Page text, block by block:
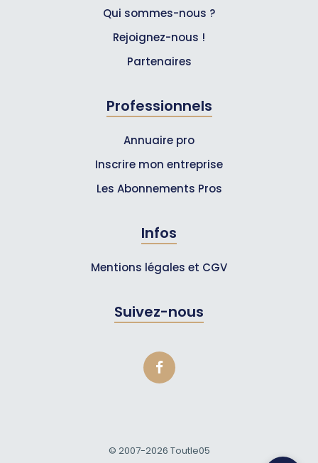
Qui sommes-nous ?
Rejoignez-nous !
Partenaires
Professionnels
Annuaire pro
Inscrire mon entreprise
Les Abonnements Pros
Infos
Mentions légales et CGV
Suivez-nous
© 2007-2026 Toutle05